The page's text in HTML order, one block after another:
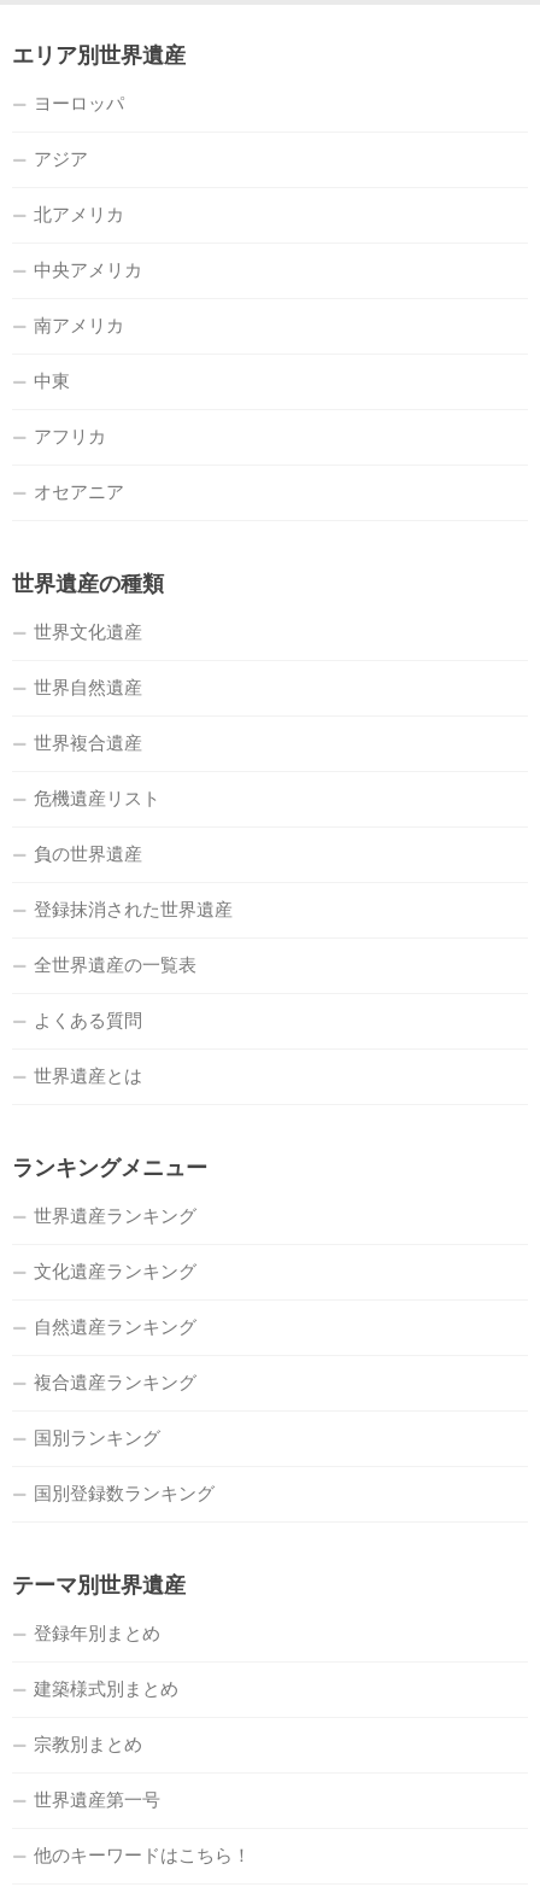
エリア別世界遺産
ヨーロッパ
アジア
北アメリカ
中央アメリカ
南アメリカ
中東
アフリカ
オセアニア
世界遺産の種類
世界文化遺産
世界自然遺産
世界複合遺産
危機遺産リスト
負の世界遺産
登録抹消された世界遺産
全世界遺産の一覧表
よくある質問
世界遺産とは
ランキングメニュー
世界遺産ランキング
文化遺産ランキング
自然遺産ランキング
複合遺産ランキング
国別ランキング
国別登録数ランキング
テーマ別世界遺産
登録年別まとめ
建築様式別まとめ
宗教別まとめ
世界遺産第一号
他のキーワードはこちら！